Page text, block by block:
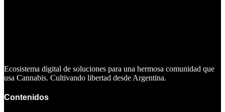
Ecosistema digital de soluciones para una hermosa comunidad que
usa Cannabis. Cultivando libertad desde Argentina.
Contenidos